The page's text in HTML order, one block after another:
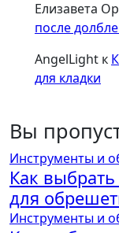
Елизавета
после
AngelLight к
для кладки
Вы
Инструменты и
Как
для
Инструменты и